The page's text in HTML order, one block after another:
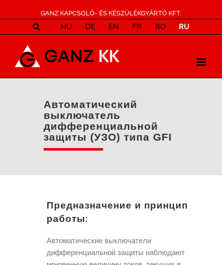
GANZ KAPCSOLÓ- ÉS KÉSZÜLÉKGYÁRTÓ KFT.
HU DE EN FR RO RU
Автоматический
выключатель
дифференциальной
защиты (УЗО) типа GFI
Предназначение и принцип
работы:
Автоматические выключатели
дифференциальной защиты наблюдают